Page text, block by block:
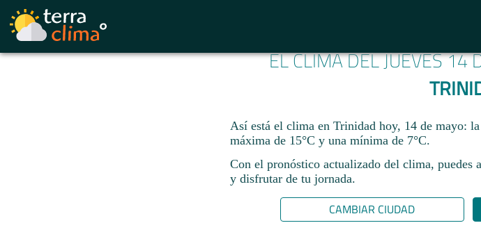
EL CLIMA DEL JUEVES 14
Así está el clima en Trinidad hoy, 14 de mayo:
máxima de 15°C y una mínima de 7°C.
Con el pronóstico actualizado del clima,
y disfrutar de tu jornada.​
CAMBIAR CIUDAD